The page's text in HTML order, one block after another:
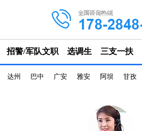
招警/军队文职 选调生 三支一扶
达州 巴中 广安 雅安 阿坝 甘孜